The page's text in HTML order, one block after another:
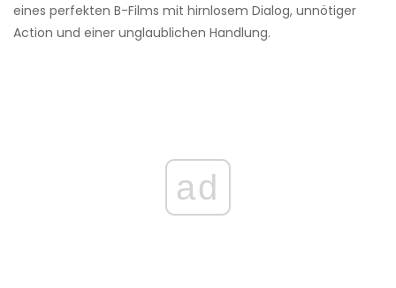
eines perfekten B-Films mit hirnlosem Dialog, unnötiger
Action und einer unglaublichen Handlung.
ad